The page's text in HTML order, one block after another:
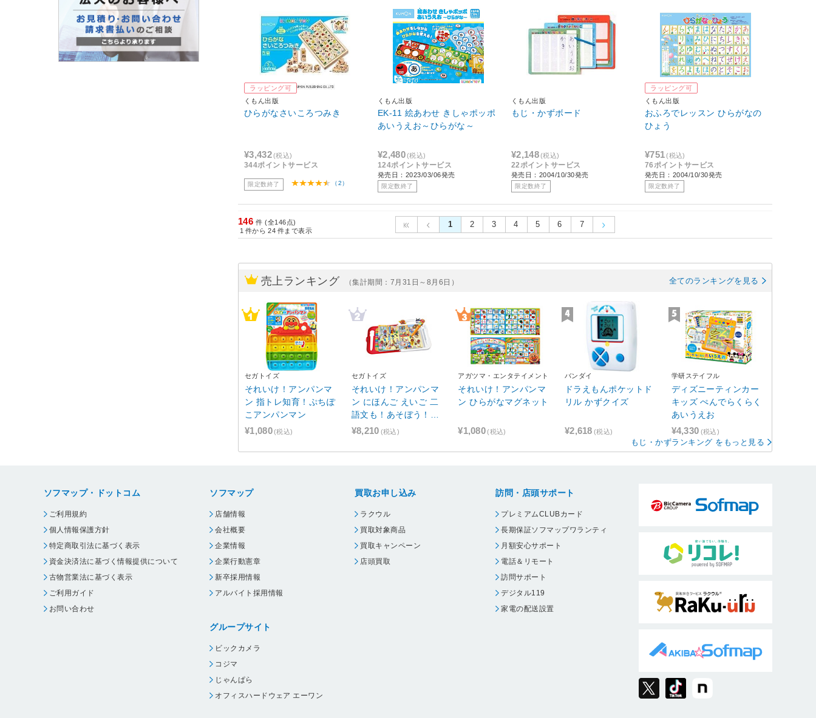
ラッピング可
くもん出版
ひらがなさいころつみき
¥3,432(税込)
344ポイントサービス
限定数終了 （2）
くもん出版
EK-11 絵あわせ きしゃポッポ
あいうえお～ひらがな～
¥2,480(税込)
124ポイントサービス
発売日：2023/03/06発売
限定数終了
くもん出版
もじ・かずボード
¥2,148(税込)
22ポイントサービス
発売日：2004/10/30発売
限定数終了
ラッピング可
くもん出版
おふろでレッスン ひらがなの
ひょう
¥751 (税込)
76ポイントサービス
発売日：2004/10/30発売
限定数終了
146 件 (全146点)
1 件から 24 件まで表示
1 2 3 4 5 6 7
売上ランキング （集計期間：7月31日～8月6日） 全てのランキングを見る
セガトイズ
それいけ！アンパンマ
ン 指トレ知育！ぷちぽ
こアンパンマン
¥1,080(税込)
セガトイズ
それいけ！アンパンマ
ン にほんご えいご 二
語文も！あそぼう！し
ゃべろう！ことばずか
¥8,210 (税込)
アガツマ・エンタテイメント
それいけ！アンパンマ
ン ひらがなマグネット
¥1,080(税込)
バンダイ
ドラえもんポケットド
リル かずクイズ
¥2,618 (税込)
学研ステイフル
ディズニーティンカー
キッズ ぺんでらくらく
あいうえお
¥4,330 (税込)
もじ・かずランキング をもっと見る
ソフマップ・ドットコム
ご利用規約
個人情報保護方針
特定商取引法に基づく表示
資金決済法に基づく情報提供について
古物営業法に基づく表示
ご利用ガイド
お問い合わせ
ソフマップ
店舗情報
会社概要
企業情報
企業行動憲章
新卒採用情報
アルバイト採用情報
グループサイト
ビックカメラ
コジマ
じゃんぱら
オフィスハードウェア エーワン
買取お申し込み
ラクウル
買取対象商品
買取キャンペーン
店頭買取
訪問・店頭サポート
プレミアムCLUBカード
長期保証ソフマップワランティ
月額安心サポート
電話＆リモート
訪問サポート
デジタル119
家電の配送設置